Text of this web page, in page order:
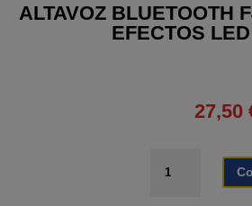
ALTAVOZ BLUETOOTH
EFECTOS
27,50
BLUETOOTH